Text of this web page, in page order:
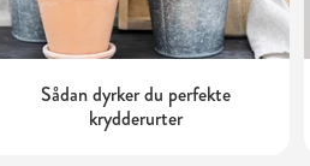
Sådan dyrker du perfekte
krydderurter